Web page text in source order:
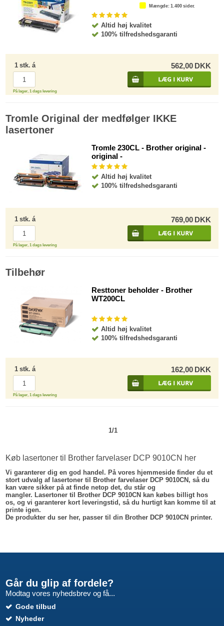
Mængde: 1.400 sider.
Altid høj kvalitet
100% tilfredshedsgaranti
1 stk. á 562,00 DKK
På lager, 1 dags levering
Tromle Original der medfølger IKKE
lasertoner
Tromle 230CL - Brother original -
original -
Altid høj kvalitet
100% tilfredshedsgaranti
1 stk. á 769,00 DKK
På lager, 1 dags levering
Tilbehør
Resttoner beholder - Brother
WT200CL
Altid høj kvalitet
100% tilfredshedsgaranti
1 stk. á 162,00 DKK
På lager, 1 dags levering
1/1
Køb lasertoner til Brother farvelaser DCP 9010CN her
Vi garanterer dig en god handel. På vores hjemmeside finder du et
stort udvalg af lasertoner til Brother farvelaser DCP 9010CN, så du
kan være sikker på at finde netop det, du står og
mangler. Lasertoner til Brother DCP 9010CN kan købes billigt hos
os, og vi garanterer kort leveringstid, så du hurtigt kan komme til at
printe igen.
De produkter du ser her, passer til din Brother DCP 9010CN printer.
Går du glip af fordele?
Modtag vores nyhedsbrev og få...
Gode tilbud
Nyheder